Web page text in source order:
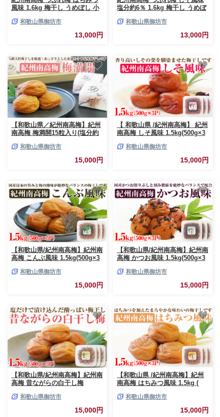
風味 1.6kg 梅干し うめぼし 小
皮破れ 潰れ 家庭用 お子様 酸味
和歌山県御坊市
13,000円
塩分約6％ 1.6kg 梅干し うめぼ
お裾分け お茶漬け ご飯 おにぎ
り うす味 国産紫蘇 香り 独自製
和歌山県御坊市
13,000円
【和歌山県／紀州南高梅】紀州
南高梅 梅満開15粒入り(塩分約
和歌山県御坊市
15,000円
【 和歌山県 /紀州南高梅】 紀州
南高梅 しそ風味 1.5kg(500g×3
ぼし 梅 肉厚 完熟 体に優しい
小分け お裾分け 紫蘇 シソ
和歌山県御坊市
15,000円
【和歌山県/紀州南高梅】紀州南
高梅 こんぶ風味 1.5kg(500g×3
和歌山県御坊市
15,000円
【和歌山県/紀州南高梅】紀州南
高梅 かつお風味 1.5kg(500g×3
和歌山県御坊市
15,000円
【和歌山県/紀州南高梅】紀州南
高梅 昔ながらの白干し梅
20%和歌山県御坊市
15,000円
【和歌山県 /紀州南高梅】紀州
南高梅 はちみつ風味 1.5kg (
し うめぼし 蜂蜜 小分け まろや
か 蜂蜜 ハチミツ 国産 塩分補給
和歌山県御坊市
15,000円